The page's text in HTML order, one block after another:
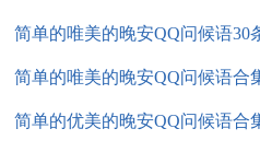
简单的唯美的晚安QQ问候语30
简单的唯美的晚安QQ问候语合
简单的优美的晚安QQ问候语合